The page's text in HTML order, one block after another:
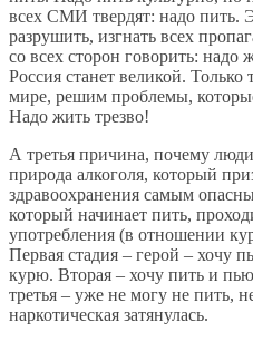
всех СМИ твердят: надо пить.
разрушить, изгнать всех
со всех сторон говорить: надо
Россия станет великой.
мире, решим проблемы,
Надо жить трезво!
А третья причина, почему
природа алкоголя, который
здравоохранения самым
который начинает пить,
употребления (в отношении
Первая стадия – герой – хочу
курю. Вторая – хочу пить и
третья – уже не могу не пить,
наркотическая затянулась.